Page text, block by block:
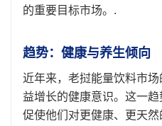
的重要目标市场。.
趋势：健康与养生倾向
近年来，老挝能量饮料市
益增长的健康意识。这一趋
促使他们对更健康、更天